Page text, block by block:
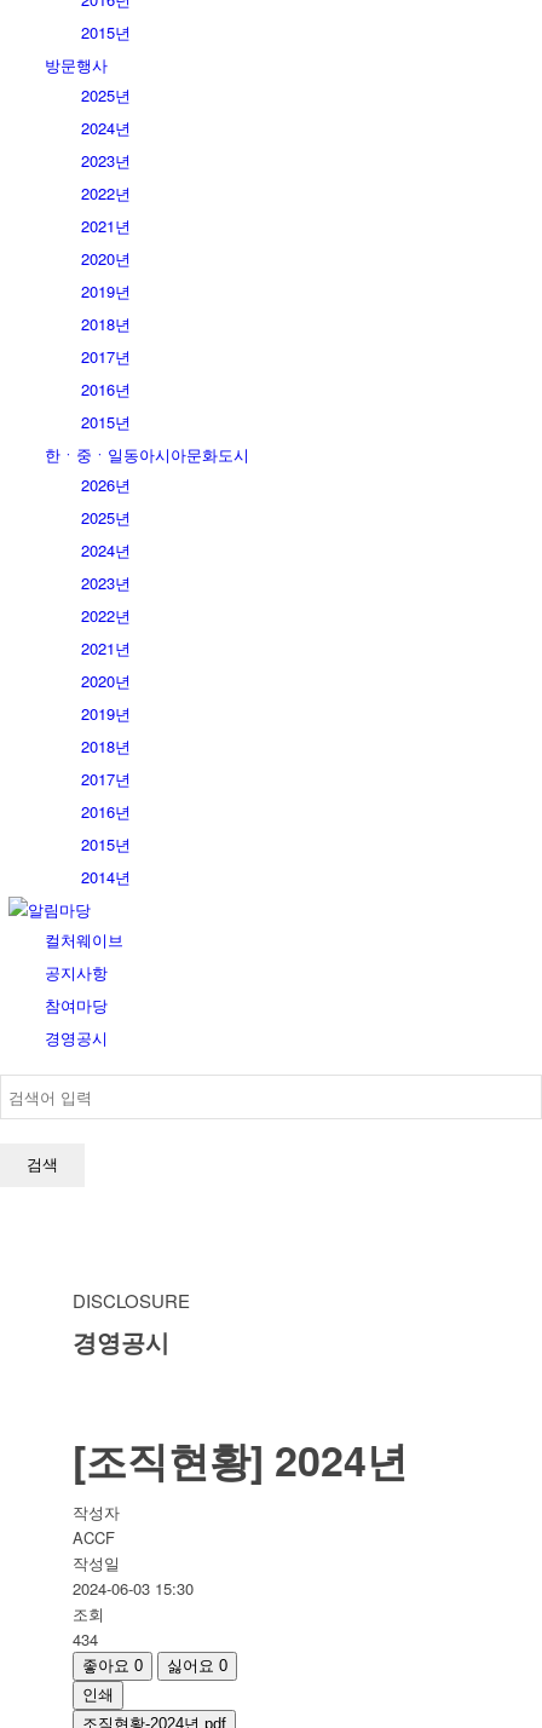
2015년
방문행사
2025년
2024년
2023년
2022년
2021년
2020년
2019년
2018년
2017년
2016년
2015년
한ㆍ중ㆍ일동아시아문화도시
2026년
2025년
2024년
2023년
2022년
2021년
2020년
2019년
2018년
2017년
2016년
2015년
2014년
알림마당
컬처웨이브
공지사항
참여마당
경영공시
DISCLOSURE
경영공시
[조직현황] 2024년
작성자
ACCF
작성일
2024-06-03 15:30
조회
434
좋아요 0 싫어요 0
인쇄
조직현황-2024년.pdf